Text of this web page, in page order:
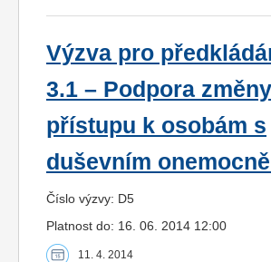
Výzva pro
3.1 – Podpora změny
přístupu k osobám s
duševním
Číslo výzvy: D5
Platnost do: 16. 06. 2014 12:00
11. 4. 2014